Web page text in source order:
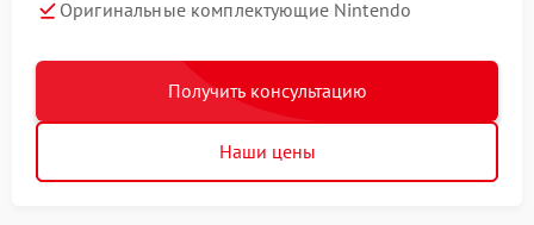
Оригинальные комплектующие Nintendo
Получить консультацию
Наши цены